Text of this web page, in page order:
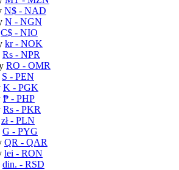
N$ - NAD
N - NGN
C$ - NIO
kr- NOK
Rs - NPR
RO - OMR
S - PEN
K - PGK
₱ - PHP
Rs - PKR
zł- PLN
G - PYG
QR - QAR
lei - RON
din. - RSD